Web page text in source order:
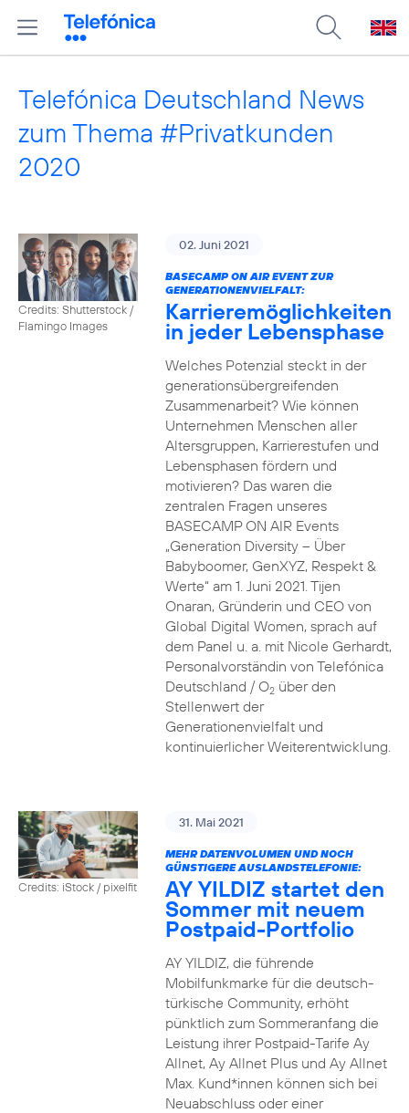
Telefónica Deutschland News
zum Thema #Privatkunden
2020
Credits: Shutterstock /
Flamingo Images
02. Juni 2021
BASECAMP ON AIR EVENT ZUR
GENERATIONENVIELFALT:
Karrieremöglichkeiten
in jeder Lebensphase
Welches Potenzial steckt in der
generationsübergreifenden
Zusammenarbeit? Wie können
Unternehmen Menschen aller
Altersgruppen, Karrierestufen und
Lebensphasen fördern und
motivieren? Das waren die
zentralen Fragen unseres
BASECAMP ON AIR Events
„Generation Diversity – Über
Babyboomer, GenXYZ, Respekt &
Werte“ am 1. Juni 2021. Tijen
Onaran, Gründerin und CEO von
Global Digital Women, sprach auf
dem Panel u. a. mit Nicole Gerhardt,
Personalvorständin von Telefónica
Deutschland / O2über den
Stellenwert der
Generationenvielfalt und
kontinuierlicher Weiterentwicklung.
Credits: iStock / pixelfit
31. Mai 2021
MEHR DATENVOLUMEN UND NOCH
GÜNSTIGERE AUSLANDSTELEFONIE:
AY YILDIZ startet den
Sommer mit neuem
Postpaid-Portfolio
AY YILDIZ, die führende
Mobilfunkmarke für die deutsch-
türkische Community, erhöht
pünktlich zum Sommeranfang die
Leistung ihrer Postpaid-Tarife Ay
Allnet, Ay Allnet Plus und Ay Allnet
Max. Kund*innen können sich bei
Neuabschluss oder einer